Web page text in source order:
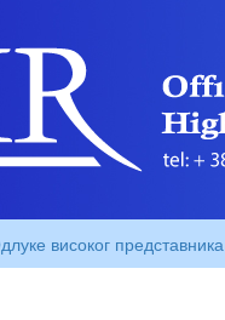
високог представника